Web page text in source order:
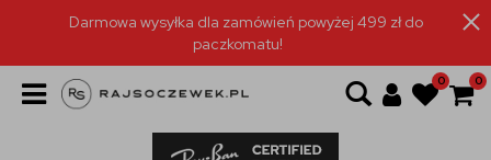
Darmowa wysyłka dla zamówień powyżej 499 zł do
paczkomatu!
0 0